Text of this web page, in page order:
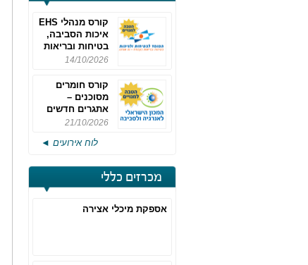
קורס מנהלי EHS
איכות הסביבה,
בטיחות ובריאות
תעסוקתית
14/10/2026
קורס חומרים
מסוכנים –
אתגרים חדשים
והערכות לחוק
מחזור 4
21/10/2026
לוח אירועים ◄
מכרזים כללי
אספקת מיכלי אצירה